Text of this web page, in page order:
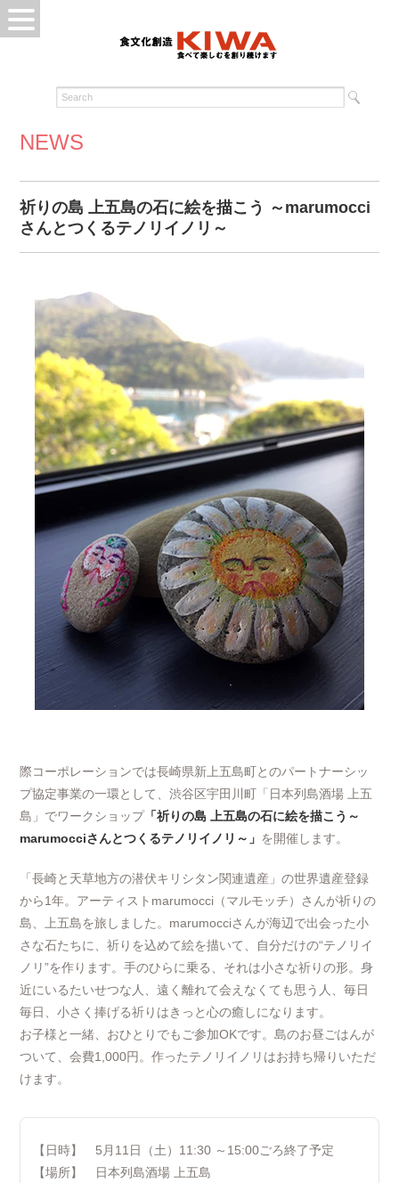
NEWS
祈りの島 上五島の石に絵を描こう ～marumocci
さんとつくるテノリイノリ～
際コーポレーションでは長崎県新上五島町とのパートナーシッ
プ協定事業の一環として、渋谷区宇田川町「日本列島酒場 上五
島」でワークショップ「祈りの島 上五島の石に絵を描こう～
marumocciさんとつくるテノリイノリ～」 を開催します。
「長崎と天草地方の潜伏キリシタン関連遺産」の世界遺産登録
から1年。アーティストmarumocci（マルモッチ）さんが祈りの
島、上五島を旅しました。marumocciさんが海辺で出会った小
さな石たちに、祈りを込めて絵を描いて、自分だけの“テノリイ
ノリ”を作ります。手のひらに乗る、それは小さな祈りの形。身
近にいるたいせつな人、遠く離れて会えなくても思う人、毎日
毎日、小さく捧げる祈りはきっと心の癒しになります。
お子様と一緒、おひとりでもご参加OKです。島のお昼ごはんが
ついて、会費1,000円。作ったテノリイノリはお持ち帰りいただ
けます。
【日時】 5月11日（土）11:30 ～15:00ごろ終了予定
【場所】 日本列島酒場 上五島